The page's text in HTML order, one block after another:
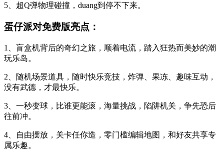
5、超Q弹物理碰撞，duang到停不下来。
蛋仔派对免费版亮点：
1、盲盒机背后的奇幻之旅，顺着电流，踏入狂热而美妙的潮
玩乐岛。
2、随机场景道具，随时快乐竞技，炸弹、果冻、趣味互动，
没有武德，才最快乐。
3、一秒变球，比谁更能滚，海量挑战，陷阱机关，争先恐后
往前冲。
4、自由摆放，关卡任你造，零门槛编辑地图，和好友共享专
属乐趣。